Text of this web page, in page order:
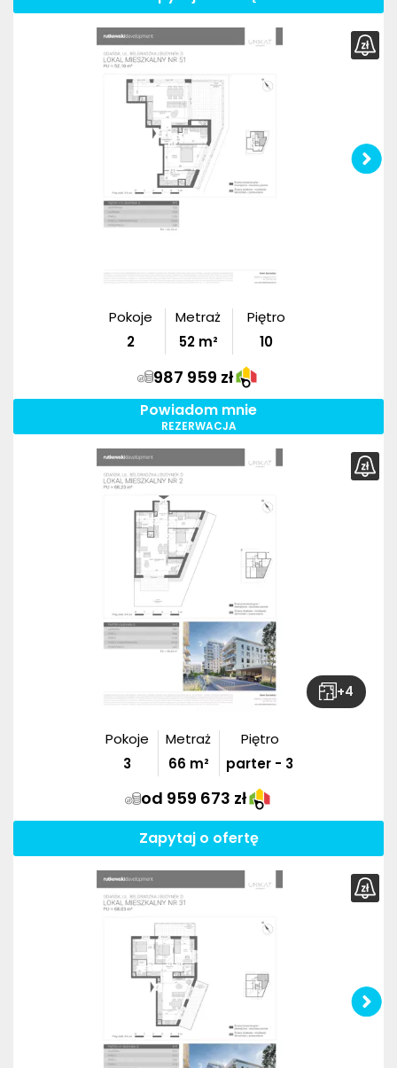
Pokoje
2
Metraż
52m²
Piętro
10
987 959 zł
Powiadom mnie
REZERWACJA
+4
Pokoje
3
Metraż
66 m²
Piętro
parter - 3
od 959 673 zł
Zapytaj o ofertę